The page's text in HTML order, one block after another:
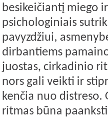
besikeičiantį miego
psichologiniais
pavyzdžiui,
dirban­tiems
juostas, cirkadinio
nors gali veikti ir
kenčia nuo distreso.
ritmas būna